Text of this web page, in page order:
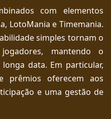
com elementos
LotoMania e Timemania.
simples tornam o
mantendo o
data. Em particular,
prêmios oferecem aos
e uma gestão de